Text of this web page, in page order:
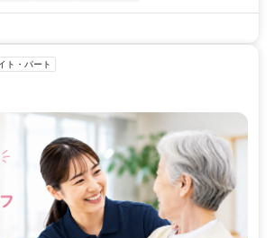
ト・パート